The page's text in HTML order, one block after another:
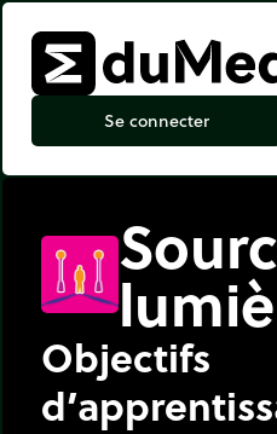
Se connecter
Objectifs